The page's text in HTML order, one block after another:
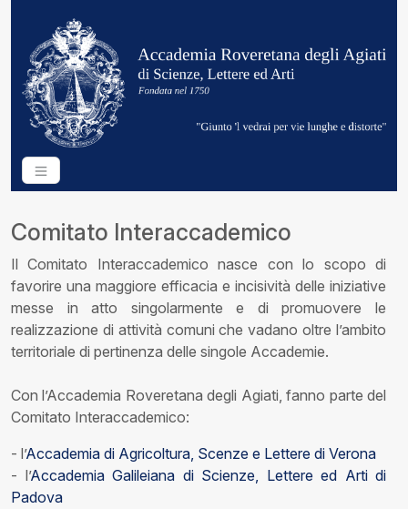
Comitato Interaccademico
Il Comitato Interaccademico nasce con lo scopo di
favorire una maggiore efficacia e incisività delle iniziative
messe in atto singolarmente e di promuovere le
realizzazione di attività comuni che vadano oltre l’ambito
territoriale di pertinenza delle singole Accademie.
Con l’Accademia Roveretana degli Agiati, fanno parte del
Comitato Interaccademico:
- l’Accademia di Agricoltura, Scenze e Lettere di Verona
- l’Accademia Galileiana di Scienze, Lettere ed Arti di
Padova